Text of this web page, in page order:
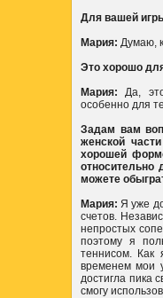
Для вашей
Мария: Думаю,
Это хорошо
Мария: Да,
особенно для
Задам вам
женской
хорошей
можете
Мария: Я уже
счетов.
непростых
поэтому я
теннисом. Как
временем мои
достигла пика
смогу